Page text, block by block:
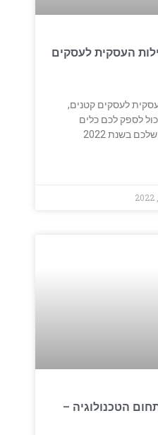
העסקית לעסקים
לעסקים קטנים,
לספק לכם כלים
בשנת 2022
הטכנולוגיה –